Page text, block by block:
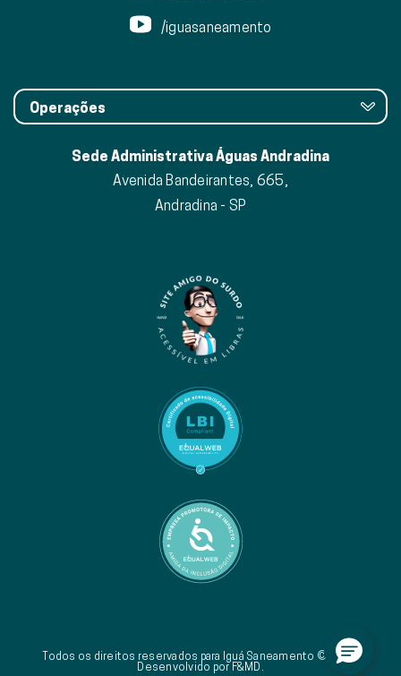
/iguasaneamento
Operações
Sede Administrativa Águas Andradina
Avenida Bandeirantes, 665,
Andradina - SP
Todos os direitos reservados para Iguá Saneamento © 2026.
Desenvolvido por F&MD.